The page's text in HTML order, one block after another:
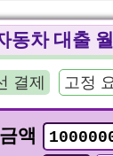
동차 대출
결제 고정
액